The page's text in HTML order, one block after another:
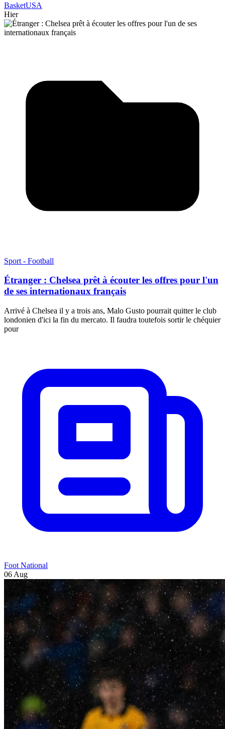
BasketUSA
Hier
Sport - Football
Étranger : Chelsea prêt à écouter les offres pour l'un
de ses internationaux français
Arrivé à Chelsea il y a trois ans, Malo Gusto pourrait quitter le club
londonien d'ici la fin du mercato. Il faudra toutefois sortir le chéquier
pour
Foot National
06 Aug